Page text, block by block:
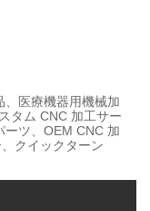
、医療機器用機械加
タム CNC 加工サー
ーツ、OEM CNC 加
クイックターン